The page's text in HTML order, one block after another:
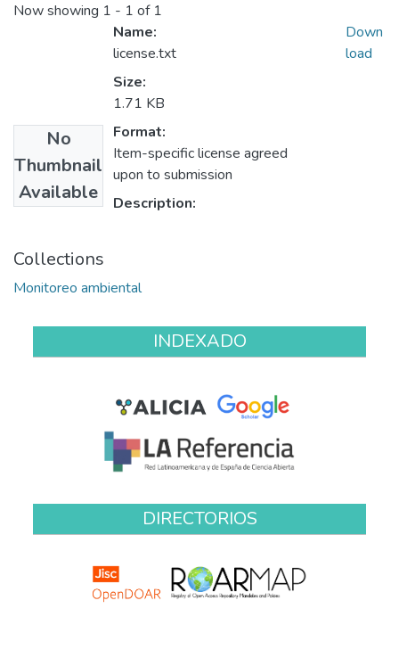
Now showing 1 - 1 of 1
No
Thumbnail
Available
Name:
license.txt
Size:
1.71 KB
Format:
Item-specific license agreed
upon to submission
Description:
Down
load
Collections
Monitoreo ambiental
INDEXADO
DIRECTORIOS